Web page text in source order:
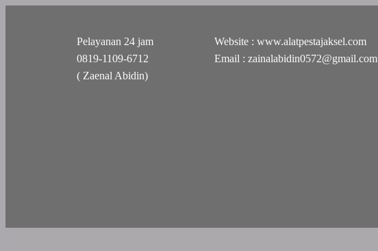
Pelayanan 24 jam
0819-1109-6712
( Zaenal Abidin)
Website : www.alatpestajaksel.com
Email : zainalabidin0572@gmail.com